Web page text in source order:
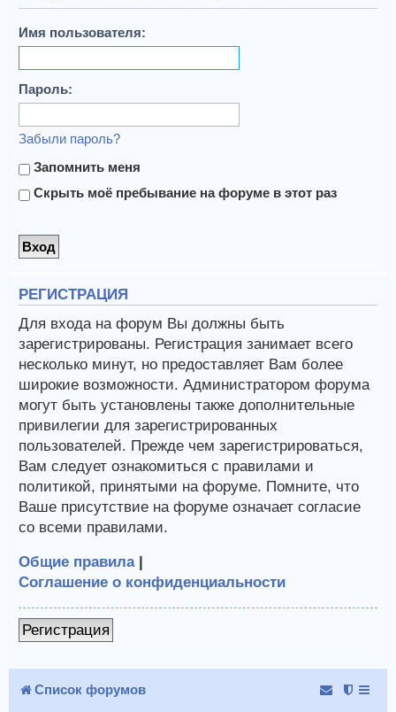
Имя пользователя:
Пароль:
Забыли пароль?
Запомнить меня
Скрыть моё пребывание на форуме в этот раз
РЕГИСТРАЦИЯ
Для входа на форум Вы должны быть
зарегистрированы. Регистрация занимает всего
несколько минут, но предоставляет Вам более
широкие возможности. Администратором форума
могут быть установлены также дополнительные
привилегии для зарегистрированных
пользователей. Прежде чем зарегистрироваться,
Вам следует ознакомиться с правилами и
политикой, принятыми на форуме. Помните, что
Ваше присутствие на форуме означает согласие
со всеми правилами.
Общие правила|
Соглашение о конфиденциальности
Регистрация
Список форумов